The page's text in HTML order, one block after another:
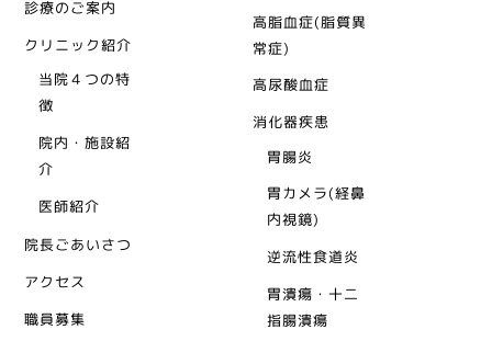
診療のご案内
クリニック紹介
当院４つの特
徴
院内・施設紹
介
医師紹介
院長ごあいさつ
アクセス
職員募集
高脂血症(脂質異
常症)
高尿酸血症
消化器疾患
胃腸炎
胃カメラ(経鼻
内視鏡)
逆流性食道炎
胃潰瘍・十二
指腸潰瘍